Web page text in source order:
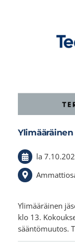
la
Ylimääräinen
klo 13.
sääntömuutos.